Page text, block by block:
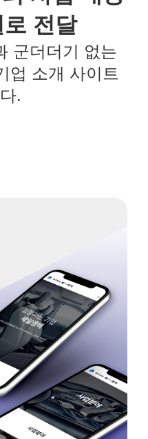
전달
군더더기 없는
업 소개 사이트
.